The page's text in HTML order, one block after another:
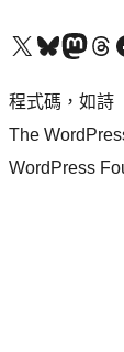
查看我們的 X (之前的 Twitter) 帳號造訪我們的 Bluesky 帳號造訪我們的 Mastodon 帳號造訪我們的 Threads 帳號 造訪
程式碼，如詩
The
WordPress